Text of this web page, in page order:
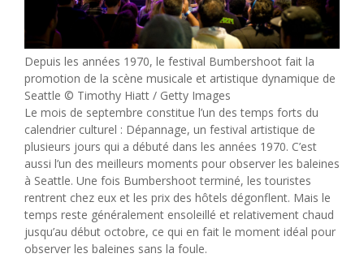
Depuis les années 1970, le festival Bumbershoot fait la
promotion de la scène musicale et artistique dynamique de
Seattle © Timothy Hiatt / Getty Images
Le mois de septembre constitue l’un des temps forts du
calendrier culturel : Dépannage, un festival artistique de
plusieurs jours qui a débuté dans les années 1970. C’est
aussi l’un des meilleurs moments pour observer les baleines
à Seattle. Une fois Bumbershoot terminé, les touristes
rentrent chez eux et les prix des hôtels dégonflent. Mais le
temps reste généralement ensoleillé et relativement chaud
jusqu’au début octobre, ce qui en fait le moment idéal pour
observer les baleines sans la foule.